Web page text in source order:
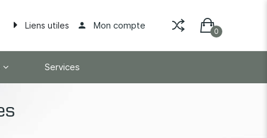
Liens utiles Mon compte
Services